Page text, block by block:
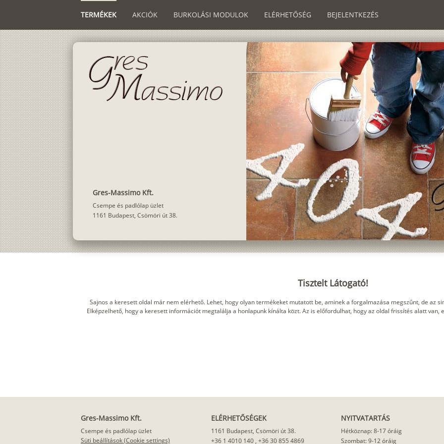
TERMÉKEK AKCIÓK BURKOLÁSI MODULOK ELÉRHETŐSÉG BEJELENTKEZÉS
Gres-Massimo Kft.
Csempe és padlólap üzlet
1161 Budapest, Csömöri út 38.
Tisztelt Látogató!
Sajnos a keresett oldal már nem elérhető. Lehet, hogy olyan termékeket mutatott be, aminek a forgalmazása megszűnt, de az
Elképzelhető, hogy a keresett információt megtalálja a honlapunk kínálta közt. Az is előfordulhat, hogy az oldal frissítés alatt van,
Gres-Massimo Kft.
Csempe és padlólap üzlet
Süti beállítások (Cookie settings)
ELÉRHETŐSÉGEK
1161 Budapest, Csömöri út 38.
+36 1 4010 140, +36 30 855 4869
NYITVATARTÁS
Hétköznap: 8-17 óráig
Szombat: 9-12 óráig